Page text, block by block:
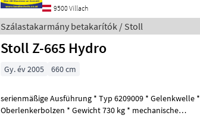
9500 Villach
Szálastakarmány betakarítók / Stoll
Stoll Z-665 Hydro
Gy. év 2005 660 cm
serienmäßige Ausführung * Typ 6209009 * Gelenkwelle *
Oberlenkerbolzen * Gewicht 730 kg * mechanische